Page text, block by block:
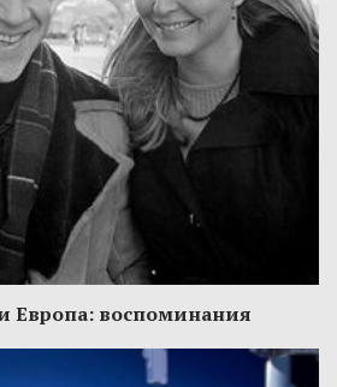
Европа: воспоминания